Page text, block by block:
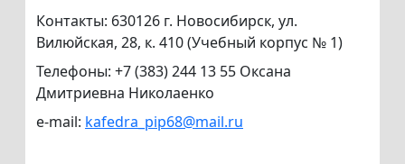
Контакты: 630126 г. Новосибирск, ул.
Вилюйская, 28, к. 410 (Учебный корпус № 1)
Телефоны: +7 (383) 244 13 55 Оксана
Дмитриевна Николаенко
e-mail: kafedra_pip68@mail.ru